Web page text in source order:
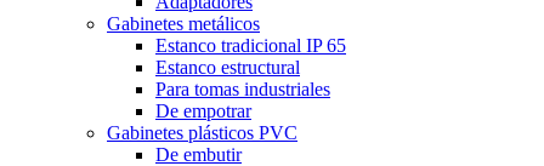
Gabinetes metálicos
Estanco tradicional IP 65
Estanco estructural
Para tomas industriales
De empotrar
Gabinetes plásticos PVC
De embutir